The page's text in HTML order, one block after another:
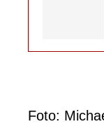
Foto: